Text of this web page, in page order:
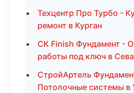
Техцентр Про Турбо -
ремонт в Курган
СК Finish Фундамент -
работы под ключ в
СтройАртель
Потолочные системы в